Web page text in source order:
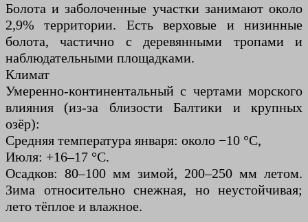
Болота и заболоченные участки занимают около
2,9% территории. Есть верховые и низинные
болота, частично с деревянными тропами и
наблюдательными площадками.
Климат
Умеренно-континентальный с чертами морского
влияния (из-за близости Балтики и крупных
озёр):
Средняя температура января: около −10 °C,
Июля: +16–17 °C.
Осадков: 80–100 мм зимой, 200–250 мм летом.
Зима относительно снежная, но неустойчивая;
лето тёплое и влажное.